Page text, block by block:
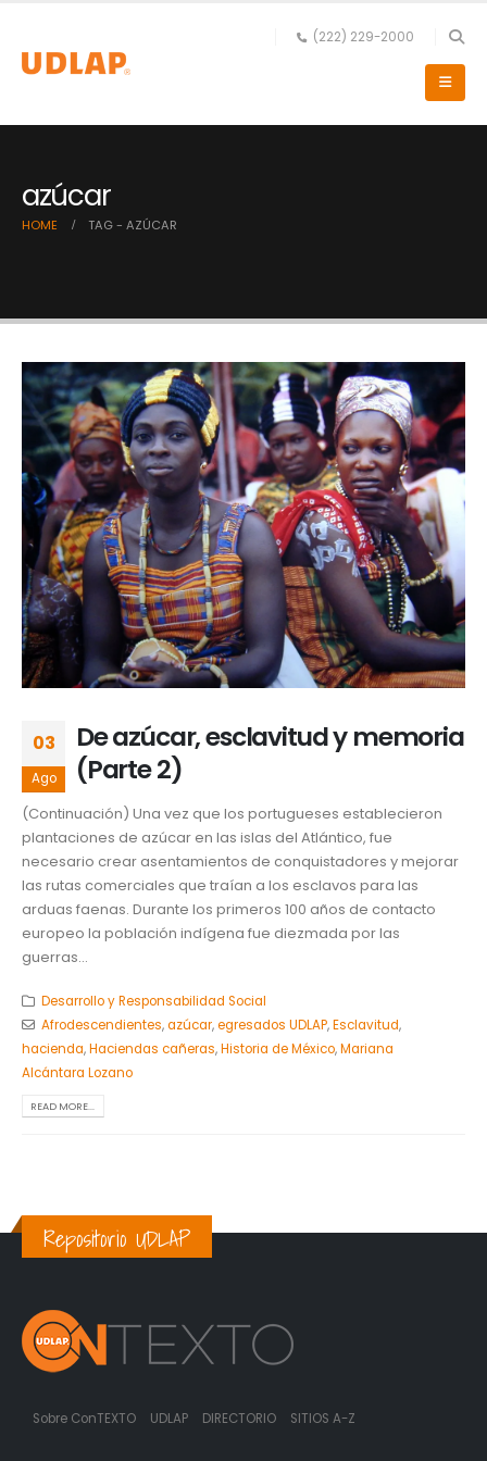
(222) 229-2000
azúcar
HOME TAG - AZÚCAR
03
Ago
De azúcar, esclavitud y memoria
(Parte 2)
(Continuación) Una vez que los portugueses establecieron
plantaciones de azúcar en las islas del Atlántico, fue
necesario crear asentamientos de conquistadores y mejorar
las rutas comerciales que traían a los esclavos para las
arduas faenas. Durante los primeros 100 años de contacto
europeo la población indígena fue diezmada por las
guerras...
Desarrollo y Responsabilidad Social
Afrodescendientes,azúcar,egresados UDLAP,Esclavitud,
hacienda,Haciendas cañeras,Historia de México,Mariana
Alcántara Lozano
READ MORE...
Repositorio UDLAP
Sobre ConTEXTO UDLAP DIRECTORIO SITIOS A-Z